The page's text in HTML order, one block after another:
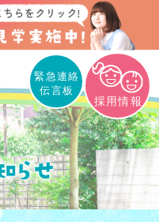
採用情報
緊急連絡
伝言板